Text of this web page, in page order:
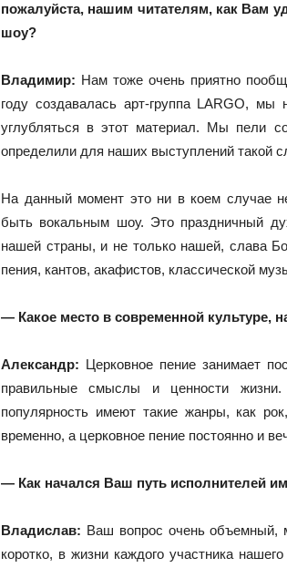
пожалуйста, нашим читателям, как Вам
шоу?
Владимир: Нам тоже очень приятно
году создавалась арт-группа LARGO,
углубляться в этот материал. Мы пели
определили для наших выступлений такой
На данный момент это ни в коем случае
быть вокальным шоу. Это праздничный
нашей страны, и не только нашей, слава
пения, кантов, акафистов, классической
— Какое место в современной культуре,
Александр: Церковное пение занимает
правильные смыслы и ценности
популярность имеют такие жанры, как
временно, а церковное пение постоянно и
— Как начался Ваш путь исполнителей
Владислав: Ваш вопрос очень объемный,
коротко, в жизни каждого участника